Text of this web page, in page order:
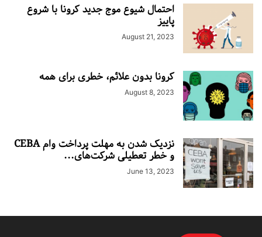
احتمال شیوع موج جدید کرونا با شروع
پاییز
August 21, 2023
کرونا بدون علائم، خطری برای همه
August 8, 2023
نزدیک شدن به مهلت پرداخت وام CEBA
و خطر تعطیلی شرکت‌های...
June 13, 2023